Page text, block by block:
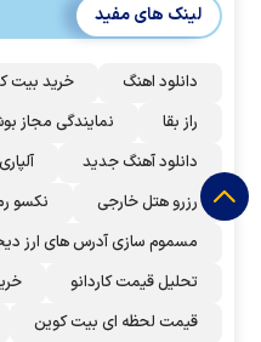
لینک های مفید
دانلود اهنگ خرید بیت
راز بقا
نمایندگی مجاز
دانلود آهنگ جدید
آلپاری
رزرو هتل خارجی
نکسو
مسموم سازی آدرس های ارز
تحلیل قیمت کاردانو
قیمت لحظه ای بیت کوین